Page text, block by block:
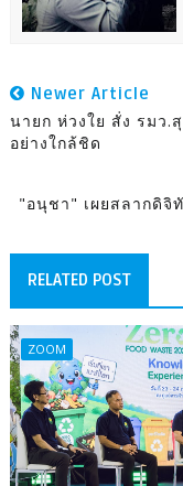
Newer Article
นายก ห่วงใย สั่ง รมว.
อย่างใกล้ชิด
"อนุชา" เผยสลากดิจิ
RELATED POST
ZOOM